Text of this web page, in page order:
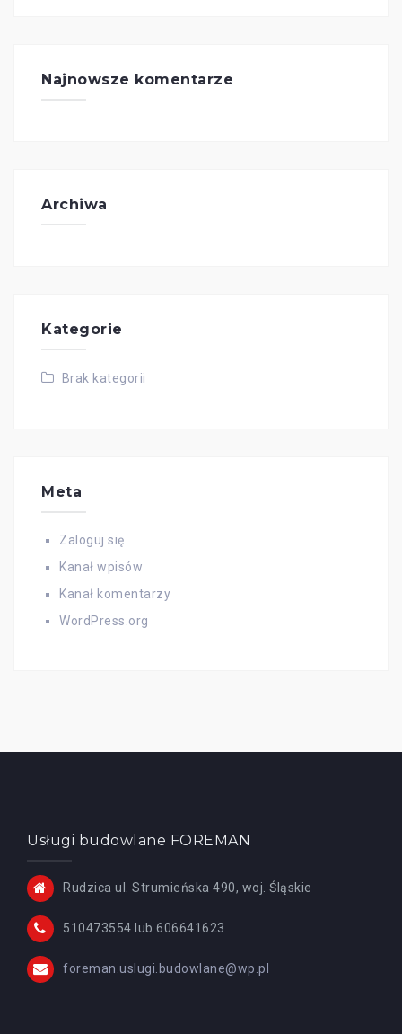
Najnowsze komentarze
Archiwa
Kategorie
Brak kategorii
Meta
Zaloguj się
Kanał wpisów
Kanał komentarzy
WordPress.org
Usługi budowlane FOREMAN
Rudzica ul. Strumieńska 490, woj. Śląskie
510473554 lub 606641623
foreman.uslugi.budowlane@wp.pl